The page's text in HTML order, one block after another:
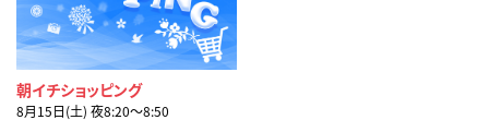
朝イチショッピング
8月15日(土) 夜8:20〜8:50